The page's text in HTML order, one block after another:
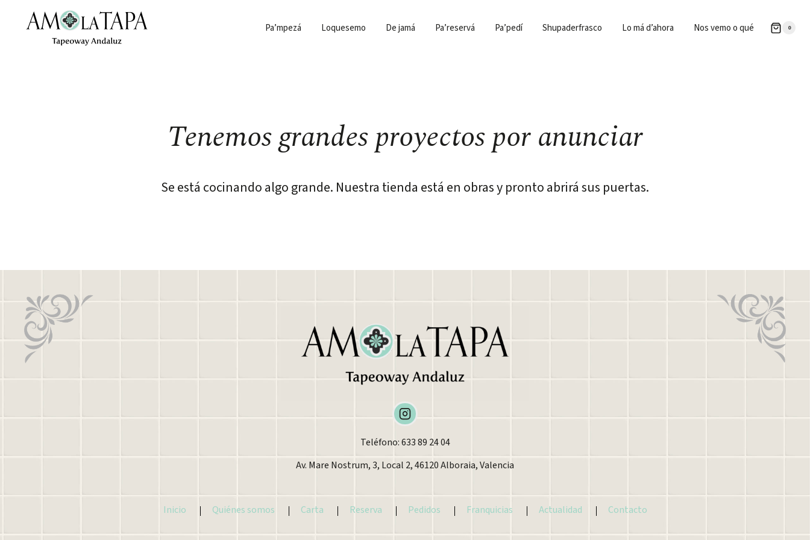
Saltar
contenido
Saltar
contenido
Pa’mpezá Loquesemo De jamá Pa’reservá Pa’pedí Shupaderfrasco Lo má d’ahora Nos vemo o qué 0
Tenemos grandes proyectos por anunciar
Se está cocinando algo grande. Nuestra tienda está en obras y pronto abrirá sus puertas.
Teléfono: 633 89 24 04
Av. Mare Nostrum, 3, Local 2, 46120 Alboraia, Valencia
Inicio Quiénes somos Carta Reserva Pedidos Franquicias Actualidad Contacto